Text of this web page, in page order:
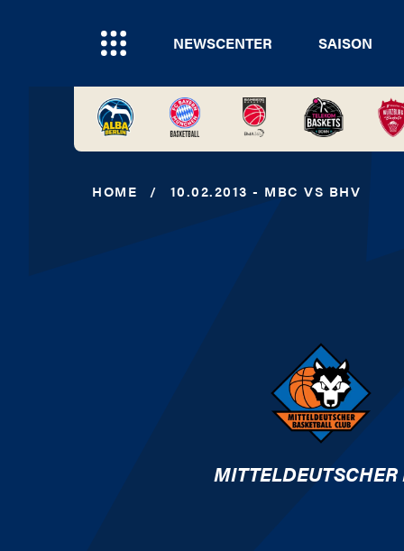
NEWSCENTER SAISON
HOME / 10.02.2013 - MBC VS BHV
MITTELDEUTSCHER